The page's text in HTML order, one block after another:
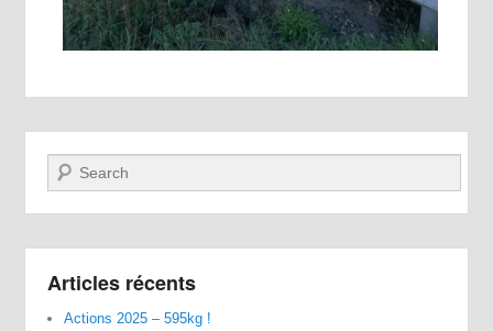
Recherche
Articles récents
Actions 2025 – 595kg !